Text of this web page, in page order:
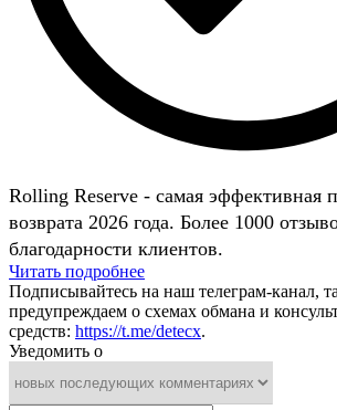
Rolling Reserve - самая эффективная
возврата 2026 года. Более 1000
благодарности клиентов.
Читать подробнее
Подписывайтесь на наш телеграм-канал,
предупреждаем о схемах обмана и
средств: https://t.me/detecx.
Уведомить о